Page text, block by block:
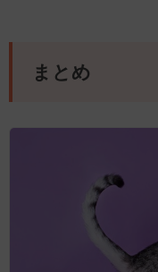
まとめ